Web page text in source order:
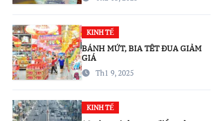
KINH TẾ
BÁNH MỨT, BIA TẾT ĐUA GIẢM
GIÁ
Th1 9, 2025
KINH TẾ